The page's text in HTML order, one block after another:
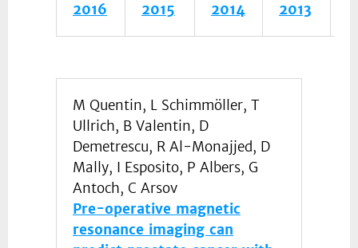
2016 2015 2014 2013
M Quentin, L Schimmöller, T
Ullrich, B Valentin, D
Demetrescu, R Al-Monajjed, D
Mally, I Esposito, P Albers, G
Antoch, C Arsov
Pre-operative magnetic
resonance imaging can